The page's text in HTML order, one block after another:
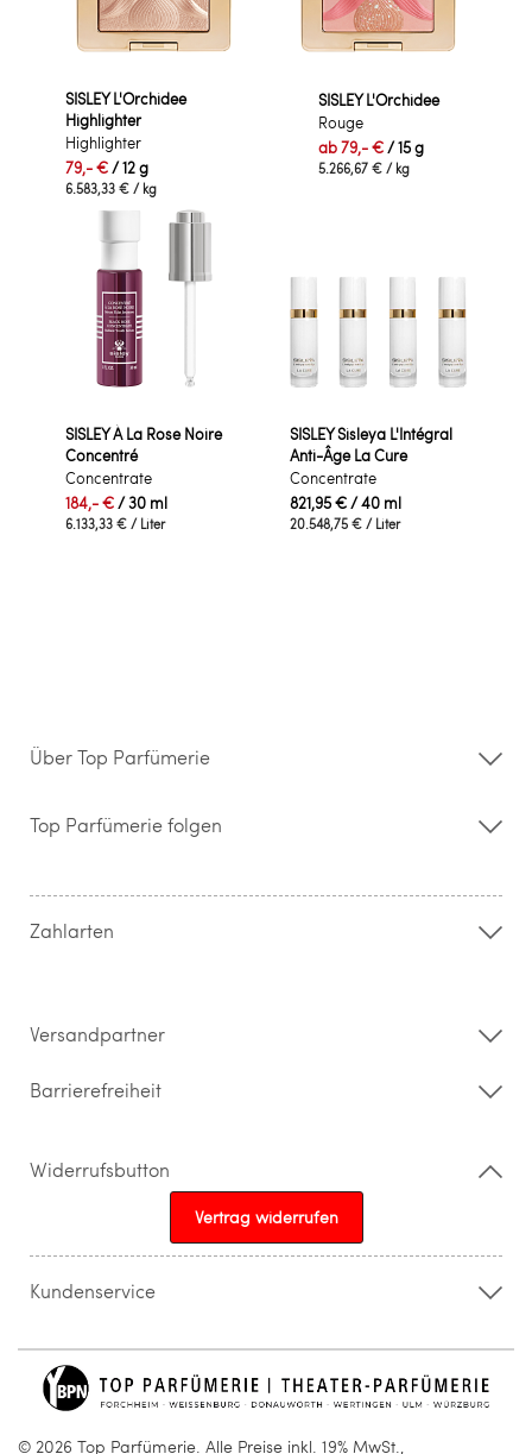
SISLEY L'Orchidee
Highlighter
Highlighter
79,- €/ 12 g
6.583,33 € / kg
SISLEY L'Orchidee
Rouge
ab79,- €/ 15 g
5.266,67 €/ kg
SISLEY À La Rose Noire
Concentré
Concentrate
184,- €/ 30 ml
6.133,33 € / Liter
SISLEY Sisleya L'Intégral
Anti-Âge La Cure
Concentrate
821,95 €/ 40 ml
20.548,75 € / Liter
Über Top Parfümerie
Storefinder
Kontakt
Widerrufsrecht & Rückgabebedingungen
Top Parfümerie folgen
Zahlarten
Versandpartner
Barrierefreiheit
Widerrufsbutton
Vertrag widerrufen
Kundenservice
info@topparfuemerie.de
© 2026 Top Parfümerie. Alle Preise inkl. 19% MwSt.,